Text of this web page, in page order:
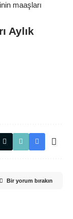
maaşları
Aylık
Bir yorum bırakın